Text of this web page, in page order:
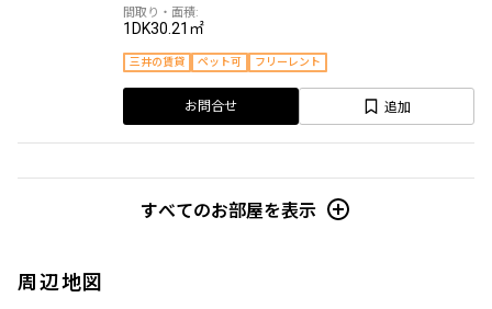
1DK30.21㎡
三井の賃貸 ペット可 フリーレント
お問合せ 追加
2階２３８
すべてのお部屋を表示
周辺地図